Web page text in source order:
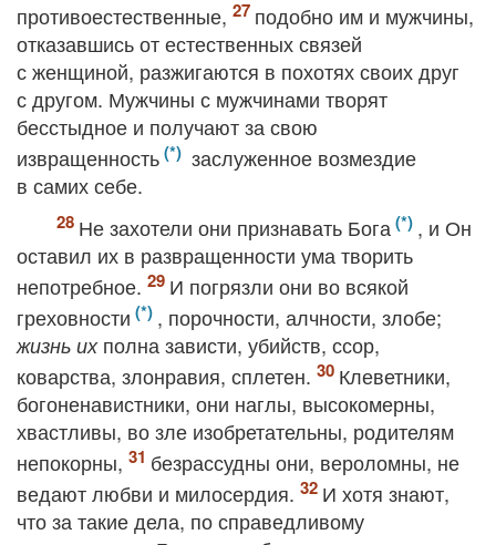
противоестественные,
подобно им и мужчины,
отказавшись от естественных связей
с женщиной, разжигаются в похотях своих друг
с другом. Мужчины с мужчинами творят
бесстыдное и получают за свою
извращенность
заслуженное возмездие
в самих себе.
Не захотели они признавать Бога
, и Он
оставил их в развращенности ума творить
непотребное.
И погрязли они во всякой
греховности
, порочности, алчности, злобе;
жизнь ихполна зависти, убийств, ссор,
коварства, злонравия, сплетен.
Клеветники,
богоненавистники, они наглы, высокомерны,
хвастливы, во зле изобретательны, родителям
непокорны,
безрассудны они, вероломны, не
ведают любви и милосердия.
И хотя знают,
что за такие дела, по справедливому